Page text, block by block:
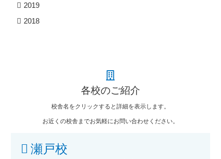
2019
2018
各校のご紹介
校舎名をクリックすると詳細を表示します。
お近くの校舎までお気軽にお問い合わせください。
瀬戸校